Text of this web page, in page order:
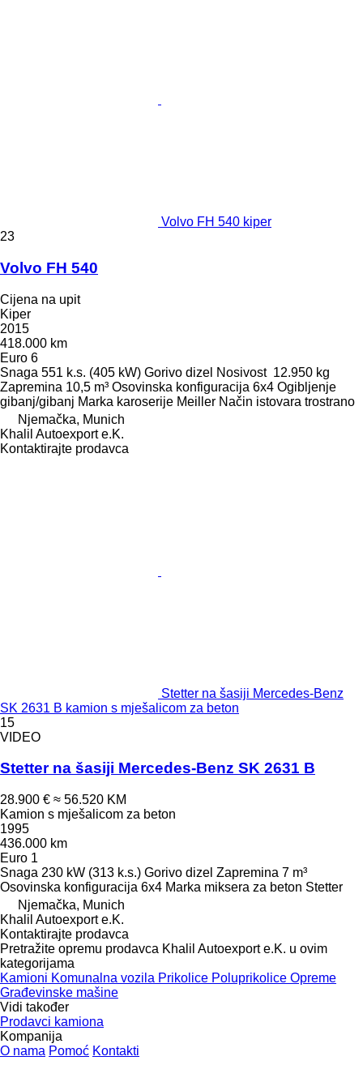
Volvo FH 540 kiper
23
Volvo FH 540
Cijena na upit
Kiper
2015
418.000 km
Euro 6
Snaga 551 k.s. (405 kW) Gorivo dizel Nosivost 12.950 kg
Zapremina 10,5 m³ Osovinska konfiguracija 6x4 Ogibljenje
gibanj/gibanj Marka karoserije Meiller Način istovara trostrano
Njemačka, Munich
Khalil Autoexport e.K.
Kontaktirajte prodavca
Stetter na šasiji Mercedes-Benz
SK 2631 B kamion s mješalicom za beton
15
VIDEO
Stetter na šasiji Mercedes-Benz SK 2631 B
28.900 € ≈ 56.520 KM
Kamion s mješalicom za beton
1995
436.000 km
Euro 1
Snaga 230 kW (313 k.s.) Gorivo dizel Zapremina 7 m³
Osovinska konfiguracija 6x4 Marka miksera za beton Stetter
Njemačka, Munich
Khalil Autoexport e.K.
Kontaktirajte prodavca
Pretražite opremu prodavca Khalil Autoexport e.K. u ovim
kategorijama
Kamioni Komunalna vozila Prikolice Poluprikolice Opreme
Građevinske mašine
Vidi također
Prodavci kamiona
Kompanija
O nama Pomoć Kontakti